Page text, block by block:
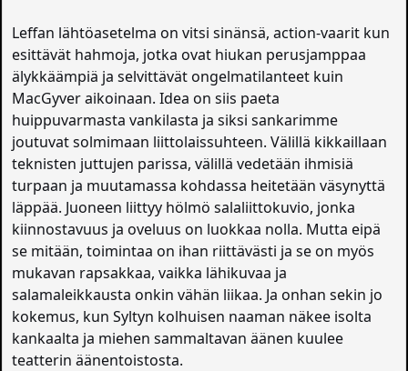
Leffan lähtöasetelma on vitsi sinänsä, action-vaarit kun
esittävät hahmoja, jotka ovat hiukan perusjamppaa
älykkäämpiä ja selvittävät ongelmatilanteet kuin
MacGyver aikoinaan. Idea on siis paeta
huippuvarmasta vankilasta ja siksi sankarimme
joutuvat solmimaan liittolaissuhteen. Välillä kikkaillaan
teknisten juttujen parissa, välillä vedetään ihmisiä
turpaan ja muutamassa kohdassa heitetään väsynyttä
läppää. Juoneen liittyy hölmö salaliittokuvio, jonka
kiinnostavuus ja oveluus on luokkaa nolla. Mutta eipä
se mitään, toimintaa on ihan riittävästi ja se on myös
mukavan rapsakkaa, vaikka lähikuvaa ja
salamaleikkausta onkin vähän liikaa. Ja onhan sekin jo
kokemus, kun Syltyn kolhuisen naaman näkee isolta
kankaalta ja miehen sammaltavan äänen kuulee
teatterin äänentoistosta.